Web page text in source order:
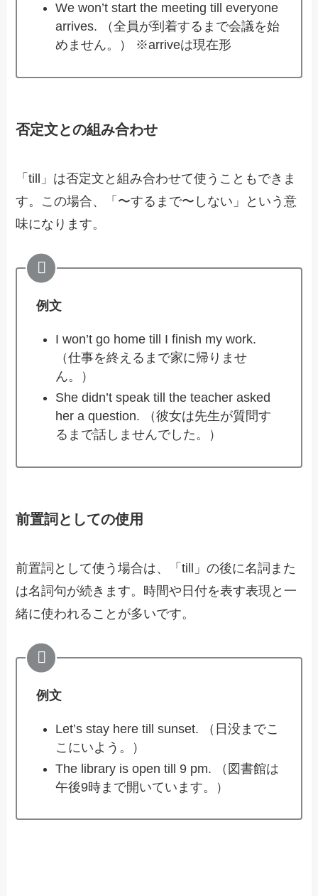
We won’t start the meeting till everyone
arrives. （全員が到着するまで会議を始
めません。） ※arriveは現在形
否定文との組み合わせ
「till」は否定文と組み合わせて使うこともできま
す。この場合、「〜するまで〜しない」という意
味になります。
例文
I won’t go home till I finish my work.
（仕事を終えるまで家に帰りませ
ん。）
She didn’t speak till the teacher asked
her a question. （彼女は先生が質問す
るまで話しませんでした。）
前置詞としての使用
前置詞として使う場合は、「till」の後に名詞また
は名詞句が続きます。時間や日付を表す表現と一
緒に使われることが多いです。
例文
Let’s stay here till sunset. （日没までこ
こにいよう。）
The library is open till 9 pm. （図書館は
午後9時まで開いています。）